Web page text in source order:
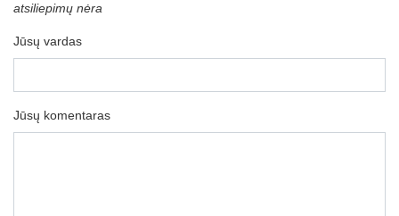
atsiliepimų nėra
Jūsų vardas
Jūsų komentaras